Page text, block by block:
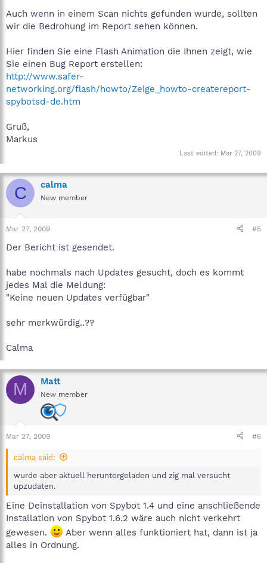
Auch wenn in einem Scan nichts gefunden wurde, sollten
wir die Bedrohung im Report sehen können.
Hier finden Sie eine Flash Animation die Ihnen zeigt, wie
Sie einen Bug Report erstellen:
http://www.safer-
networking.org/flash/howto/Zeige_howto-createreport-
spybotsd-de.htm
Gruß,
Markus
Last edited: Mar 27, 2009
C calma
New member
Mar 27, 2009 #5
Der Bericht ist gesendet.
habe nochmals nach Updates gesucht, doch es kommt
jedes Mal die Meldung:
"Keine neuen Updates verfügbar"
sehr merkwürdig..??
Calma
M Matt
New member
Mar 27, 2009 #6
calma said:
wurde aber aktuell heruntergeladen und zig mal versucht
upzudaten.
Eine Deinstallation von Spybot 1.4 und eine anschließende
Installation von Spybot 1.6.2 wäre auch nicht verkehrt
gewesen.
Aber wenn alles funktioniert hat, dann ist ja
alles in Ordnung.